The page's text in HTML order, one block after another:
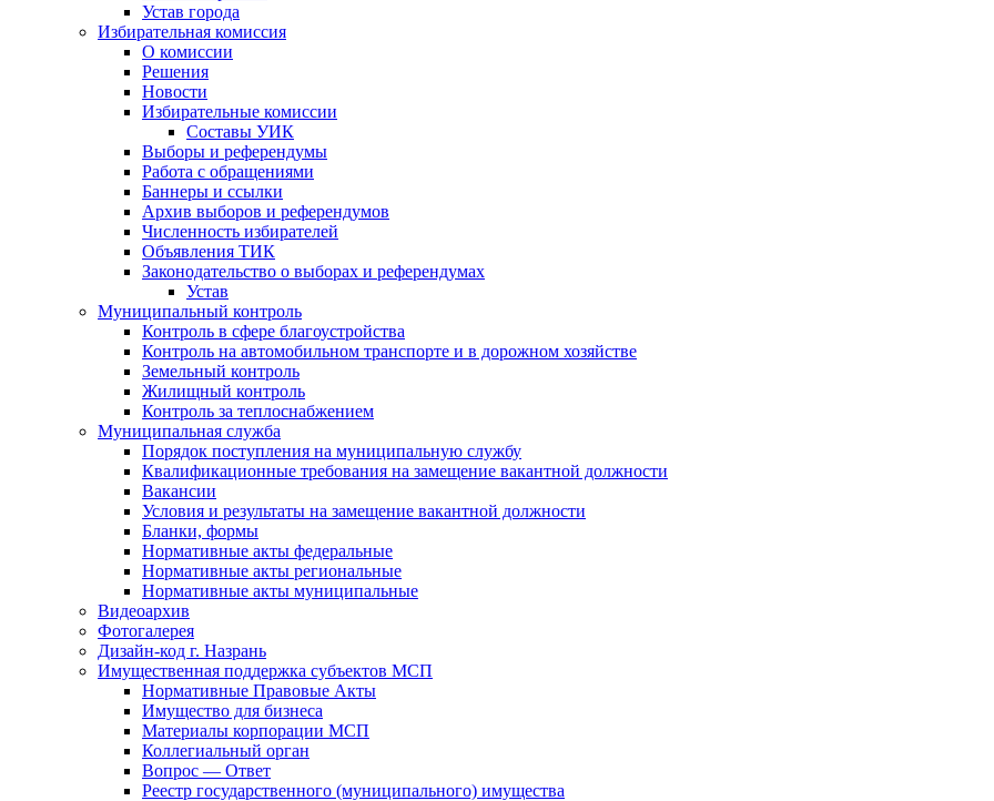
Устав города
Избирательная комиссия
О комиссии
Решения
Новости
Избирательные комиссии
Составы УИК
Выборы и референдумы
Работа с обращениями
Баннеры и ссылки
Архив выборов и референдумов
Численность избирателей
Объявления ТИК
Законодательство о выборах и референдумах
Устав
Муниципальный контроль
Контроль в сфере благоустройства
Контроль на автомобильном транспорте и в дорожном хозяйстве
Земельный контроль
Жилищный контроль
Контроль за теплоснабжением
Муниципальная служба
Порядок поступления на муниципальную службу
Квалификационные требования на замещение вакантной должности
Вакансии
Условия и результаты на замещение вакантной должности
Бланки, формы
Нормативные акты федеральные
Нормативные акты региональные
Нормативные акты муниципальные
Видеоархив
Фотогалерея
Дизайн-код г. Назрань
Имущественная поддержка субъектов МСП
Нормативные Правовые Акты
Имущество для бизнеса
Материалы корпорации МСП
Коллегиальный орган
Вопрос — Ответ
Реестр государственного (муниципального) имущества